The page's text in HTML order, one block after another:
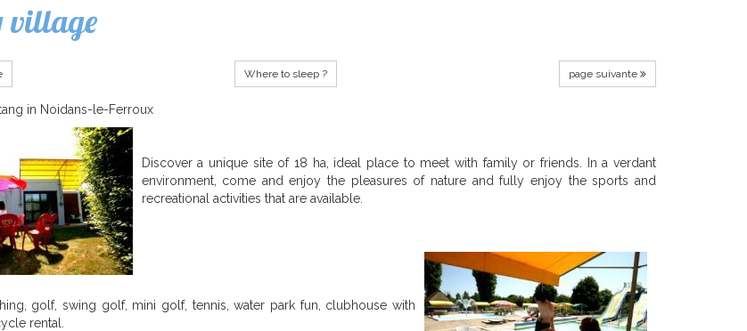
village
Where to sleep ? page suivante
in Noidans-le-Ferroux
Discover a unique site of 18 ha, ideal place to meet with family or friends.
n a verdant
environment, come and enjoy the pleasures of nature and fully enjoy the sports and
recreational activities that are available.
, golf, swing golf, mini golf, tennis, water park fun , clubhouse with
rental.